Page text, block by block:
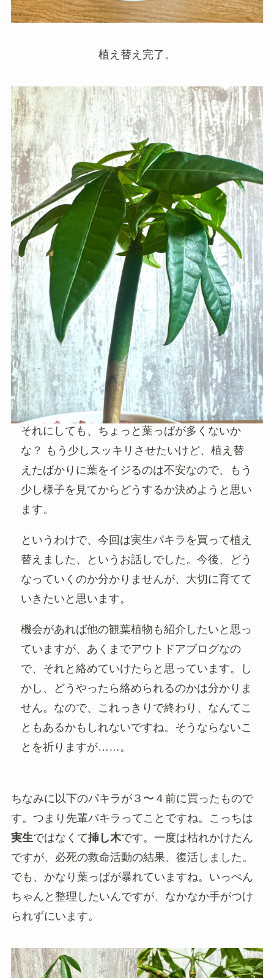
植え替え完了。
それにしても、ちょっと葉っぱが多くないか
な？ もう少しスッキリさせたいけど、植え替
えたばかりに葉をイジるのは不安なので、もう
少し様子を見てからどうするか決めようと思い
ます。
というわけで、今回は実生パキラを買って植え
替えました、というお話しでした。今後、どう
なっていくのか分かりませんが、大切に育てて
いきたいと思います。
機会があれば他の観葉植物も紹介したいと思っ
ていますが、あくまでアウトドアブログなの
で、それと絡めていけたらと思っています。し
かし、どうやったら絡められるのかは分かりま
せん。なので、これっきりで終わり、なんてこ
ともあるかもしれないですね。そうならないこ
とを祈りますが……。
ちなみに以下のパキラが３〜４前に買ったもので
す。つまり先輩パキラってことですね。こっちは
実生ではなくて挿し木です。一度は枯れかけたん
ですが、必死の救命活動の結果、復活しました。
でも、かなり葉っぱが暴れていますね。いっぺん
ちゃんと整理したいんですが、なかなか手がつけ
られずにいます。